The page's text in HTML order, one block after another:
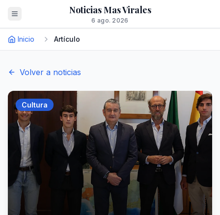
Noticias Mas Virales
6 ago. 2026
Inicio Artículo
Volver a noticias
Cultura